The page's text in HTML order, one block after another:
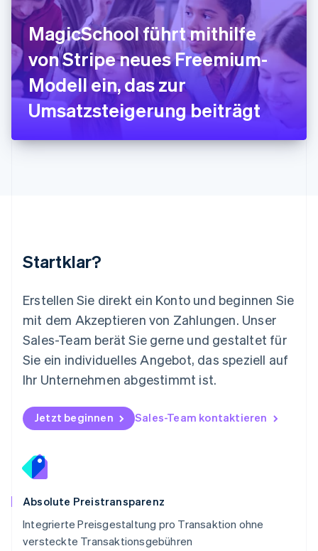
MagicSchool führt mithilfe
von Stripe neues Freemium-
Modell ein, das zur
Umsatzsteigerung beiträgt
Startklar?
Erstellen Sie direkt ein Konto und beginnen Sie
mit dem Akzeptieren von Zahlungen. Unser
Sales-Team berät Sie gerne und gestaltet für
Sie ein individuelles Angebot, das speziell auf
Ihr Unternehmen abgestimmt ist.
Jetzt beginnen Sales-Team kontaktieren
Absolute Preistransparenz
Integrierte Preisgestaltung pro Transaktion ohne
versteckte Transaktionsgebühren
Lettland
English
Liechtenstein
Deutsch English
Litauen
English
Luxemburg
FrançaisDeutschEnglish
Malaysia
Malta
Nederlands English
Norwegen
Österreich
Polen
English
Portugal
Português English
Rumänien
Schweden
Svenska English
Deutsch
Singapur
English
Slowakei
Slowenien
EnglishItaliano